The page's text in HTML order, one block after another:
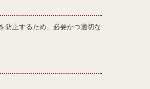
防止するため、必要かつ適切な